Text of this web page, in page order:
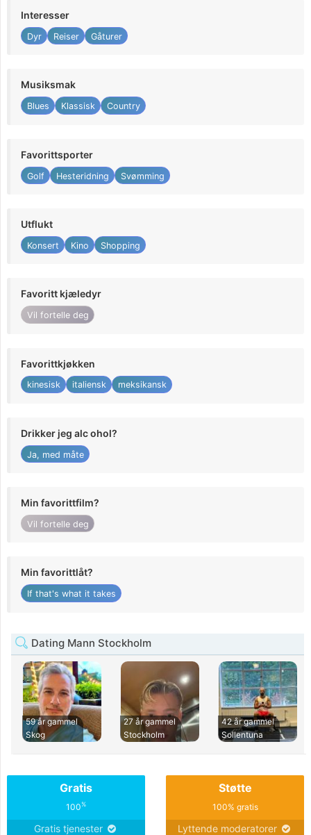
Interesser
Dyr Reiser Gåturer
Musiksmak
Blues Klassisk Country
Favorittsporter
Golf Hesteridning Svømming
Utflukt
Konsert Kino Shopping
Favoritt kjæledyr
Vil fortelle deg
Favorittkjøkken
kinesisk italiensk meksikansk
Drikker jeg alc ohol?
Ja, med måte
Min favorittfilm?
Vil fortelle deg
Min favorittlåt?
If that's what it takes
Dating Mann Stockholm
59 år gammel
Skog
27 år gammel
Stockholm
42 år gammel
Sollentuna
Gratis
100%
Gratis tjenester
Støtte
100% gratis
Lyttende moderatorer